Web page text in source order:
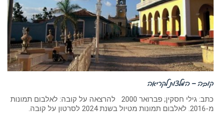
קובה – המלצות לקריאה
כתב: גילי חסקין; פברואר 2000 להרצאה על קובה: לאלבום תמונות
מ-2016. לאלבום תמונות מטיול בשנת 2024 לסרטון על קובה.